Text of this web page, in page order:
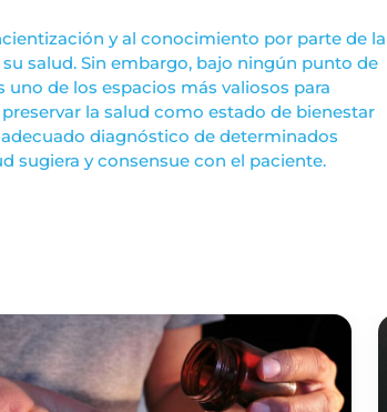
y al conocimiento por parte de la
salud. Sin embargo, bajo ningún punto de
de los espacios más valiosos para
la salud como estado de bienestar
diagnóstico de determinados
sugiera y consensue con el paciente.